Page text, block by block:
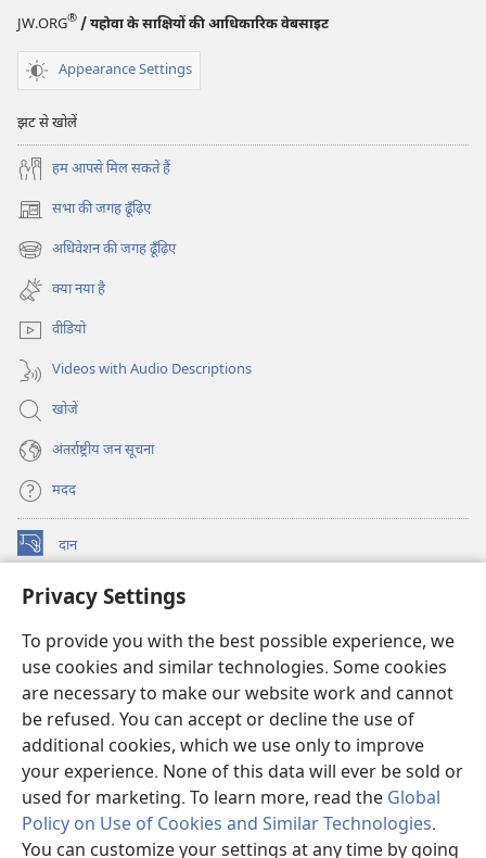
Privacy Settings
To provide you with the best possible experience, we
use cookies and similar technologies. Some cookies
are necessary to make our website work and cannot
be refused. You can accept or decline the use of
additional cookies, which we use only to improve
your experience. None of this data will ever be sold or
used for marketing. To learn more, read the Global
Policy on Use of Cookies and Similar Technologies.
You can customize your settings at any time by going
JW.ORG® / यहोवा के साक्षियों की आधिकारिक वेबसाइट
Appearance Settings
झट से खोलें
हम आपसे मिल सकते हैं
सभा की जगह ढूँढ़िए
(opens
new
window)
अधिवेशन की जगह ढूँढ़िए
(opens
new
window)
क्या नया है
वीडियो
Videos with Audio Descriptions
खोजें
अंतर्राष्ट्रीय जन सूचना
मदद
दान
(opens
window)
वॉचटावर ऑनलाइन लाइब्रेरी
new
window)JW Hub ®
(opens
new
window)JW लाइब्रेरी ऐप